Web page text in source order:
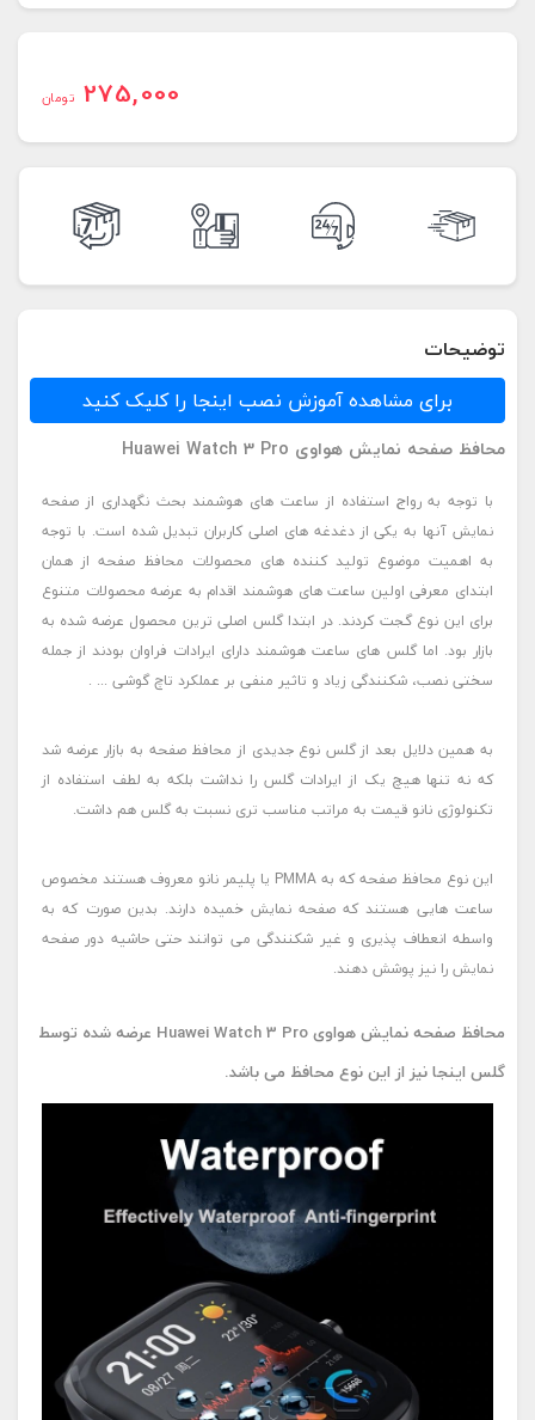
275,000 تومان
توضیحات
برای مشاهده آموزش نصب اینجا را کلیک کنید
محافظ صفحه نمایش هواوی Huawei Watch 3 Pro
با توجه به رواج استفاده از ساعت های هوشمند بحث نگهداری از صفحه
نمایش آنها به یکی از دغدغه های اصلی کاربران تبدیل شده است. با توجه
به اهمیت موضوع تولید کننده های محصولات محافظ صفحه از همان
ابتدای معرفی اولین ساعت های هوشمند اقدام به عرضه محصولات متنوع
برای این نوع گجت کردند. در ابتدا گلس اصلی ترین محصول عرضه شده به
بازار بود. اما گلس های ساعت هوشمند دارای ایرادات فراوان بودند از جمله
سختی نصب، شکنندگی زیاد و تاثیر منفی بر عملکرد تاچ گوشی ... .
به همین دلایل بعد از گلس نوع جدیدی از محافظ صفحه به بازار عرضه شد
که نه تنها هیچ یک از ایرادات گلس را نداشت بلکه به لطف استفاده از
تکنولوژی نانو قیمت به مراتب مناسب تری نسبت به گلس هم داشت.
این نوع محافظ صفحه که به PMMA یا پلیمر نانو معروف هستند مخصوص
ساعت هایی هستند که صفحه نمایش خمیده دارند. بدین صورت که به
واسطه انعطاف پذیری و غیر شکنندگی می توانند حتی حاشیه دور صفحه
نمایش را نیز پوشش دهند.
محافظ صفحه نمایش هواوی Huawei Watch 3 Pro عرضه شده توسط
گلس اینجا نیز از این نوع محافظ می باشد.